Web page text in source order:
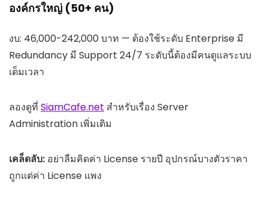
องค์กรใหญ่ (50+ คน)
งบ: 46,000-242,000 บาท — ต้องใช้ระดับ Enterprise มี
Redundancy มี Support 24/7 ระดับนี้ต้องมีคนดูแลระบบ
เต็มเวลา
ลองดูที่ SiamCafe.net สำหรับเรื่อง Server
Administration เพิ่มเติม
เคล็ดลับ: อย่าลืมคิดค่า License รายปี อุปกรณ์บางตัวราคา
ถูกแต่ค่า License แพง